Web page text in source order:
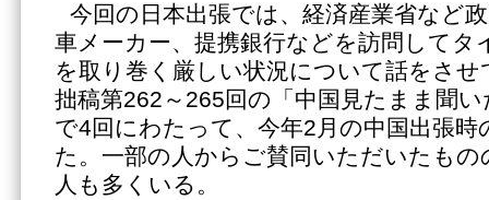
今回の日本出張では、経済産業省など
車メーカー、提携銀行などを訪問してタ
を取り巻く厳しい状況について話をさ
拙稿第262～265回の「中国見たまま聞
で4回にわたって、今年2月の中国出張時
た。一部の人からご賛同いただいたも
人も多くいる。